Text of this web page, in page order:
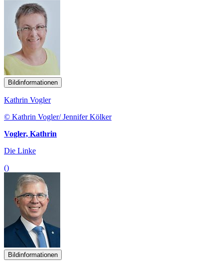
Bildinformationen
Kathrin Vogler
© Kathrin Vogler/ Jennifer Kölker
Vogler, Kathrin
Die Linke
()
Bildinformationen